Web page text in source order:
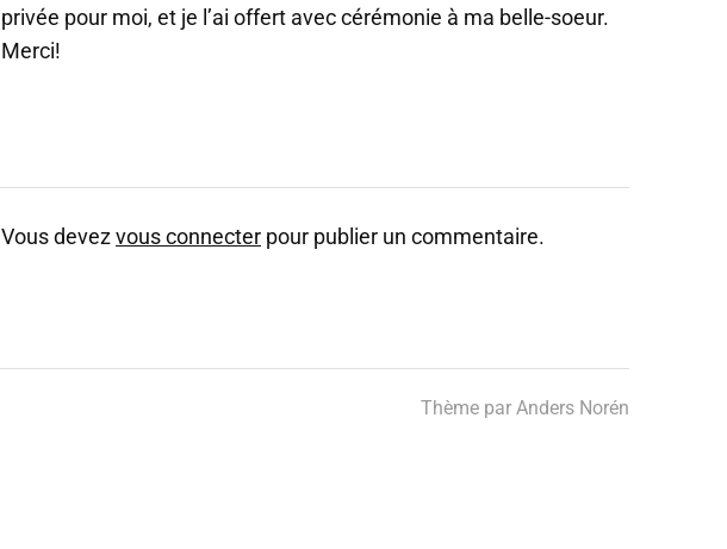
privée pour moi, et je l’ai offert avec cérémonie à ma belle-soeur.
Merci!
Vous devezvous connecter pour publier un commentaire.
Thème par Anders Norén